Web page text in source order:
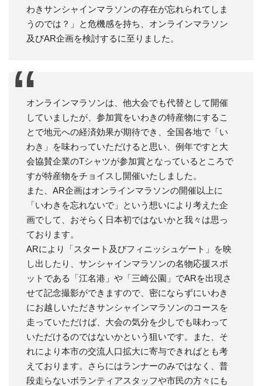
わきサンシャインマラソンの存在が忘れられてしま
うのでは？」と危機感を持ち、オンラインマラソン
及びAR企画を検討するに至りました。
オンラインマラソンは、他大会でも代替として開催
していましたが、参加賞をいわきの特産物にするこ
とで地元への経済効果が期待でき、全国各地で「い
わき」を味わっていただけると思い、例年ですと大
会協賛企業のTシャツが参加賞となっているところで
すが特産物をチョイスし開催いたしました。
また、AR企画はオンラインマラソンの開催以上に
「いわきを忘れないで」という想いにより考えた企
画でして、おそらく日本初ではないかと我々は思っ
ております。
ARにより「スタート及びフィニッシュゲート」を映
し出したり、サンシャインマラソンの名物応援スポ
ットである「江名港」や「三崎公園」でARを出現さ
せて記念撮影ができますので、密にならずにいわき
にお越しいただきサンシャインマラソンのコースを
走っていただけば、大会の気分を少しでも味わって
いただけるのではないかという狙いです。また、そ
れにより本市の交流人口拡大に寄与できればとも考
えております。さらにはランナーのみではなく、普
段走らないボランティアスタッフや市民の方々にも